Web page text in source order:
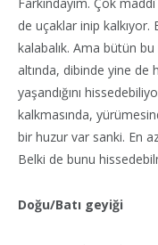
de uçaklar inip
kalabalık. Ama bütün bu
altında, dibinde yine de
yaşandığını
kalkmasında,
bir huzur var sanki. En
Belki de bunu
Doğu/Batı geyiği